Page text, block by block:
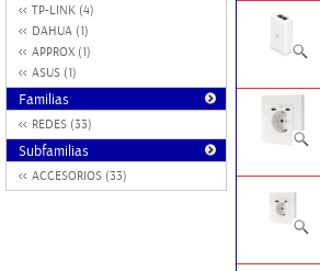
TP-LINK (4)
DAHUA (1)
APPROX (1)
ASUS (1)
Familias
REDES (33)
Subfamilias
ACCESORIOS (33)